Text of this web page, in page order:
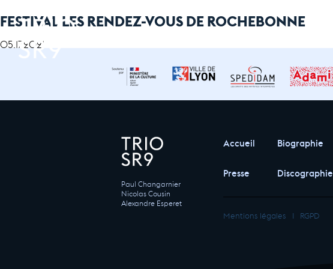
FESTIVAL LES RENDEZ-VOUS DE ROCHEBONNE
05.17.2021
Paul Changarnier
Nicolas Cousin
Alexandre Esperet
Accueil Biographie
Presse Discographie
Mentions légales I RGPD